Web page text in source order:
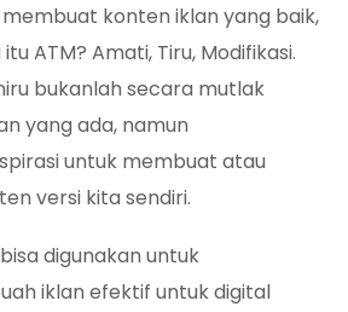
konten iklan yang baik,
ATM? Amati, Tiru, Modifikasi.
bukanlah secara mutlak
yang ada, namun
untuk membuat atau
versi kita sendiri.
digunakan untuk
iklan efektif untuk digital